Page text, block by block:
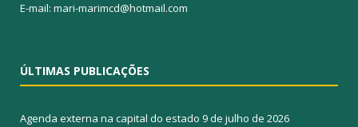
E-mail: mari-marimcd@hotmail.com
ÚLTIMAS PUBLICAÇÕES
Agenda externa na capital do estado 9 de julho de 2026